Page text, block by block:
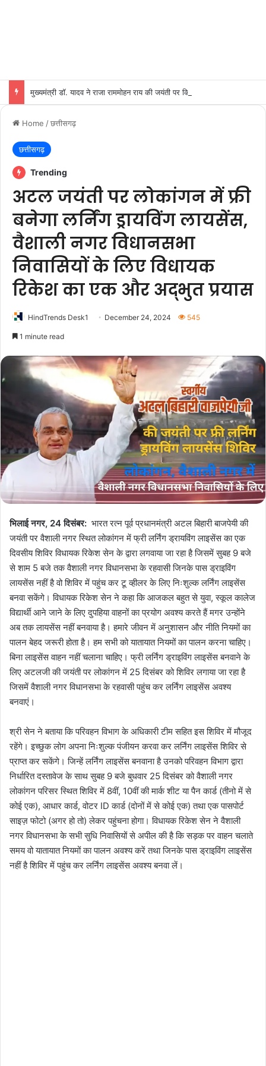
मुख्यमंत्री डॉ. यादव ने राजा राममोहन राय की जयंती पर किया नमन
Home /छत्तीसगढ़
छत्तीसगढ़
Trending
अटल जयंती पर लोकांगन में फ्री
बनेगा लर्निंग ड्रायविंग लायसेंस,
वैशाली नगर विधानसभा
निवासियों के लिए विधायक
रिकेश का एक और अद्भुत प्रयास
HindTrends Desk1 December 24, 2024 545
1 minute read
भिलाई नगर, 24 दिसंबर: भारत रत्न पूर्व प्रधानमंत्री अटल बिहारी बाजपेयी की
जयंती पर वैशाली नगर स्थित लोकांगन में फ्री लर्निंग ड्रायविंग लाइसेंस का एक
दिवसीय शिविर विधायक रिकेश सेन के द्वारा लगवाया जा रहा है जिसमें सुबह 9 बजे
से शाम 5 बजे तक वैशाली नगर विधानसभा के रहवासी जिनके पास ड्राइविंग
लायसेंस नहीं है वो शिविर में पहुंच कर टू व्हीलर के लिए निःशुल्क लर्निंग लाइसेंस
बनवा सकेंगे। विधायक रिकेश सेन ने कहा कि आजकल बहुत से युवा, स्कूल कालेज
विद्यार्थी आने जाने के लिए दुपहिया वाहनों का प्रयोग अवश्य करते हैं मगर उन्होंने
अब तक लायसेंस नहीं बनवाया है। हमारे जीवन में अनुशासन और नीति नियमों का
पालन बेहद जरूरी होता है। हम सभी को यातायात नियमों का पालन करना चाहिए।
बिना लाइसेंस वाहन नहीं चलाना चाहिए। फ्री लर्निंग ड्राइविंग लाइसेंस बनवाने के
लिए अटलजी की जयंती पर लोकांगन में 25 दिसंबर को शिविर लगाया जा रहा है
जिसमें वैशाली नगर विधानसभा के रहवासी पहुंच कर लर्निंग लाइसेंस अवश्य
बनवाएं।
श्री सेन ने बताया कि परिवहन विभाग के अधिकारी टीम सहित इस शिविर में मौजूद
रहेंगे। इच्छुक लोग अपना निःशुल्क पंजीयन करवा कर लर्निंग लाइसेंस शिविर से
प्राप्त कर सकेंगे। जिन्हें लर्निंग लाइसेंस बनवाना है उनको परिवहन विभाग द्वारा
निर्धारित दस्तावेज के साथ सुबह 9 बजे बुधवार 25 दिसंबर को वैशाली नगर
लोकांगन परिसर स्थित शिविर में 8वीं, 10वीं की मार्क शीट या पैन कार्ड (तीनो में से
कोई एक), आधार कार्ड, वोटर ID कार्ड (दोनों में से कोई एक) तथा एक पासपोर्ट
साइज़ फोटो (अगर हो तो) लेकर पहुंचना होगा। विधायक रिकेश सेन ने वैशाली
नगर विधानसभा के सभी सुधि निवासियों से अपील की है कि सड़क पर वाहन चलाते
समय वो यातायात नियमों का पालन अवश्य करें तथा जिनके पास ड्राइविंग लाइसेंस
नहीं है शिविर में पहुंच कर लर्निंग लाइसेंस अवश्य बनवा लें।